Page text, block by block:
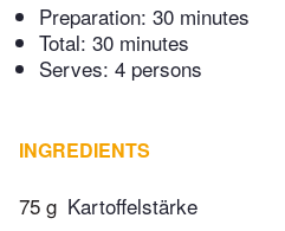
Preparation: 30 minutes
Total: 30 minutes
Serves: 4 persons
INGREDIENTS
75 g Kartoffelstärke